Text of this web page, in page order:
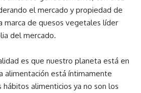
el mercado y propiedad de
marca de quesos vegetales líder
del mercado.
es que nuestro planeta está en
alimentación está íntimamente
hábitos alimenticios ya no son los